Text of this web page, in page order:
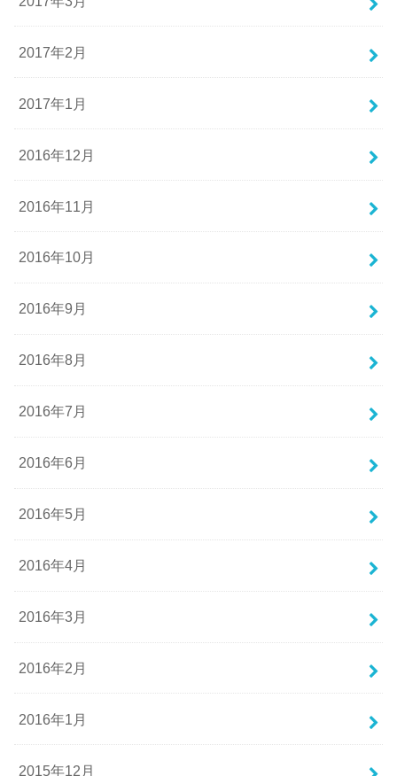
2017年2月
2017年1月
2016年12月
2016年11月
2016年10月
2016年9月
2016年8月
2016年7月
2016年6月
2016年5月
2016年4月
2016年3月
2016年2月
2016年1月
2015年12月